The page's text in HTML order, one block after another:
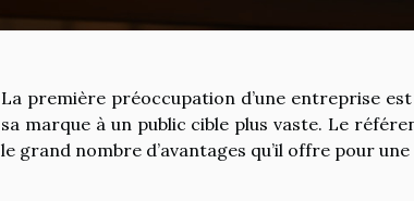
La première préoccupation d’une entreprise
sa marque à un public cible plus vaste. Le
le grand nombre d’avantages qu’il offre pour